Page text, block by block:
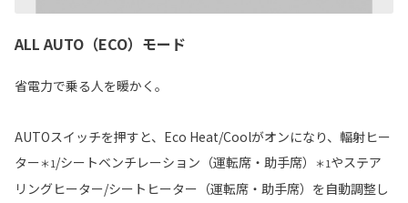
ALL AUTO（ECO）モード
省電力で乗る人を暖かく。
AUTOスイッチを押すと、Eco Heat/Coolがオンになり、輻射ヒー
ター＊1/シートベンチレーション（運転席・助手席） ＊1やステア
リングヒーター/シートヒーター（運転席・助手席）を自動調整し